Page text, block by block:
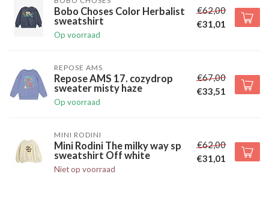
Bobo Choses Color Herbalist
sweatshirt
Op voorraad
€62,00
€31,01
REPOSE AMS
Repose AMS 17. cozydrop
sweater misty haze
Op voorraad
€67,00
€33,51
MINI RODINI
Mini Rodini The milky way sp
sweatshirt Off white
Niet op voorraad
€62,00
€31,01